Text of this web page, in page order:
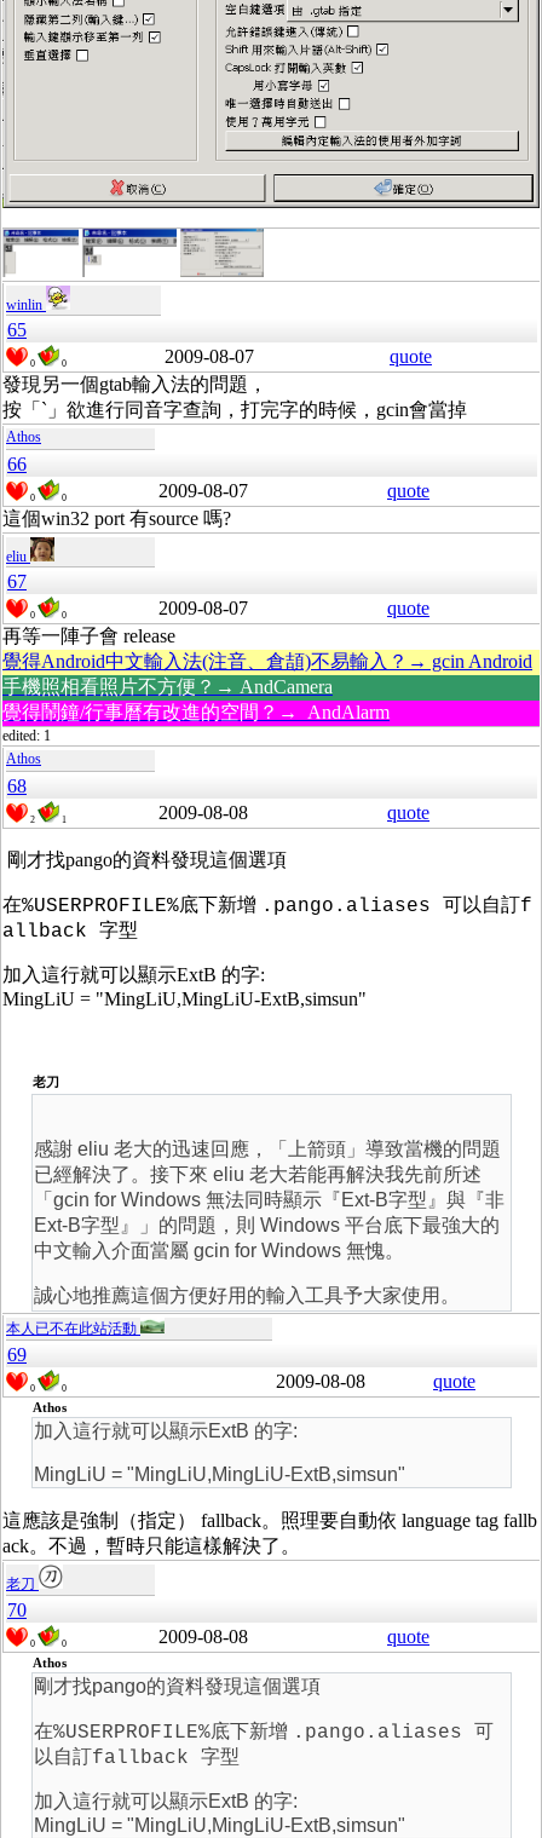
winlin
65
0 0 2009-08-07
quote
發現另一個gtab輸入法的問題，
按「`」欲進行同音字查詢，打完字的時候，gcin會當掉
Athos
66
0 0 2009-08-07
quote
這個win32 port 有source 嗎?
eliu
67
0 0 2009-08-07
quote
再等一陣子會 release
覺得Android中文輸入法(注音、倉頡)不易輸入？→ gcin Android
手機照相看照片不方便？→ AndCamera
覺得鬧鐘/行事曆有改進的空間？→ AndAlarm
edited: 1
Athos
68
2 1 2009-08-08 quote
剛才找pango的資料發現這個選項
在%USERPROFILE%底下新增 . pango.aliases 可以自訂f
allback 字型
加入這行就可以顯示ExtB 的字:
MingLiU = "MingLiU,MingLiU-ExtB,simsun"
老刀
感謝 eliu 老大的迅速回應，「上箭頭」導致當機的問題
已經解決了。接下來 eliu 老大若能再解決我先前所述
「gcin for Windows 無法同時顯示『Ext-B字型』與『非
Ext-B字型』」的問題，則 Windows 平台底下最強大的
中文輸入介面當屬 gcin for Windows 無愧。
誠心地推薦這個方便好用的輸入工具予大家使用。
本人已不在此站活動
69
0 0 2009-08-08 quote
Athos
加入這行就可以顯示ExtB 的字:
MingLiU = "MingLiU,MingLiU-ExtB,simsun"
這應該是強制（指定） fallback。照理要自動依 language tag fallb
ack。不過，暫時只能這樣解決了。
老刀
70
0 0 2009-08-08 quote
Athos
剛才找pango的資料發現這個選項
在%USERPROFILE%底下新增 . pango.aliases 可
以自訂fallback 字型
加入這行就可以顯示ExtB 的字:
MingLiU = "MingLiU,MingLiU-ExtB,simsun"